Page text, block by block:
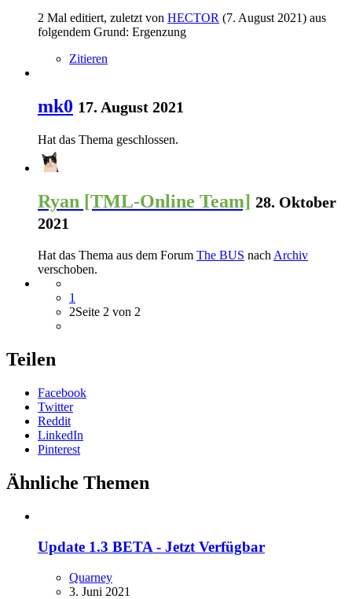
2 Mal editiert, zuletzt von HECTOR (7. August 2021) aus
folgendem Grund: Ergenzung
Zitieren
mk0 17. August 2021
Hat das Thema geschlossen.
Ryan [TML-Online Team] 28. Oktober
2021
Hat das Thema aus dem Forum The BUS nachArchiv
verschoben.
1
2Seite 2 von 2
Teilen
Facebook
Twitter
Reddit
LinkedIn
Pinterest
Ähnliche Themen
Update 1.3 BETA - Jetzt Verfügbar
Quarney
3. Juni 2021